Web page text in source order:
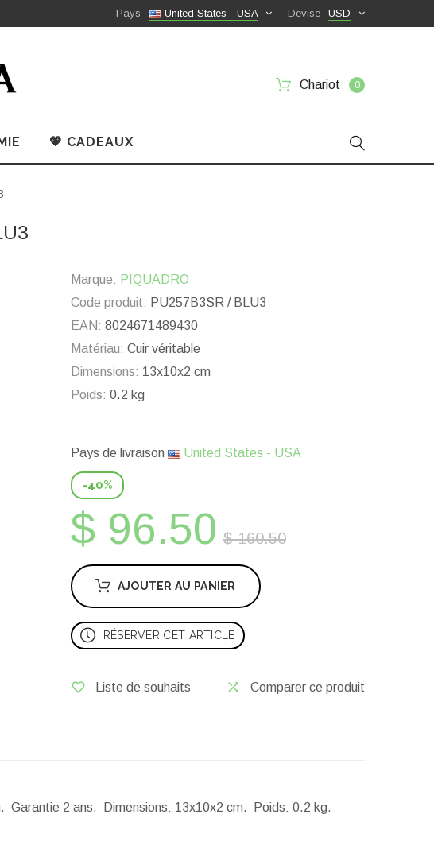
USD
Devise
United States - USA
Pays
Chariot 0
💖 CADEAUX
Marque: PIQUADRO
Code produit: PU257B3SR / BLU3
EAN: 8024671489430
Matériau: Cuir véritable
Dimensions: 13x10x2 cm
Poids: 0.2 kg
Pays de livraison United States - USA
-40%
$ 96.50 $ 160.50
AJOUTER AU PANIER
RÉSERVER CET ARTICLE
Liste de souhaits Comparer ce produit
Garantie 2 ans. Dimensions: 13x10x2 cm. Poids: 0.2 kg.